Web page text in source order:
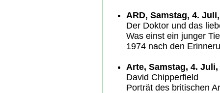
ARD, Samstag, 4.
Der Doktor und das
Was einst ein junger
1974 nach den
Arte, Samstag, 4. Juli,
David Chipperfield
Porträt des britischen